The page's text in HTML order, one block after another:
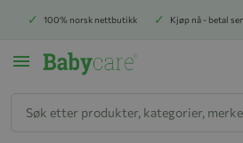
100% norsk nettbutikk Kjøp nå - betal